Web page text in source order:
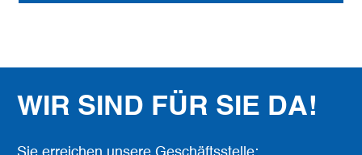
WIR SIND FÜR SIE DA!